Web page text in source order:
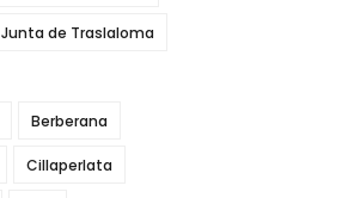
Junta de Traslaloma
Berberana
Cillaperlata